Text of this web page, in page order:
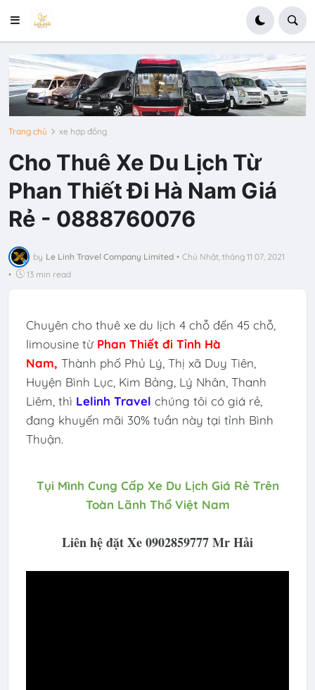
Trang chủ xe hợp đồng
Cho Thuê Xe Du Lịch Từ
Phan Thiết Đi Hà Nam Giá
Rẻ - 0888760076
by Le Linh Travel Company Limited • Chủ Nhật, tháng 11 07, 2021
•
13 min read
Chuyên cho thuê xe du lịch 4 chỗ đến 45 chỗ,
limousine từ Phan Thiết đi Tỉnh Hà
Nam, Thành phố Phủ Lý, Thị xã Duy Tiên,
Huyện Bình Lục, Kim Bảng, Lý Nhân, Thanh
Liêm, thì Lelinh Travel chúng tôi có giá rẻ,
đang khuyến mãi 30% tuần này tại tỉnh Bình
Thuận.
Tụi Mình Cung Cấp Xe Du Lịch Giá Rẻ Trên
Toàn Lãnh Thổ Việt Nam
Liên hệ đặt Xe 0902859777 Mr Hải